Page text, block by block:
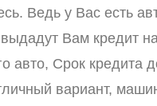
Ведь у Вас есть
Вам кредит
авто, Срок кредита
вариант,